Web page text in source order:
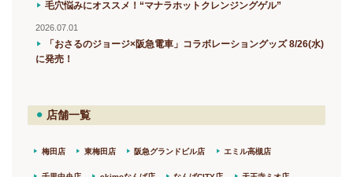
毛穴悩みにオススメ！“マナラホットクレンジングゲル”
2026.07.01
「おさるのジョージ×阪急電車」コラボレーショングッズ 8/26(水)
に発売！
店舗一覧
梅田店 東梅田店 阪急グランドビル店 エミル高槻店